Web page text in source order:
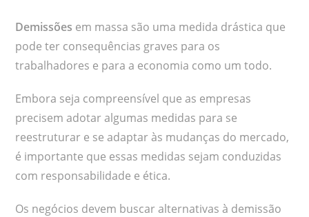
Demissões em massa são uma medida drástica que
pode ter consequências graves para os
trabalhadores e para a economia como um todo.
Embora seja compreensível que as empresas
precisem adotar algumas medidas para se
reestruturar e se adaptar às mudanças do mercado,
é importante que essas medidas sejam conduzidas
com responsabilidade e ética.
Os negócios devem buscar alternativas à demissão